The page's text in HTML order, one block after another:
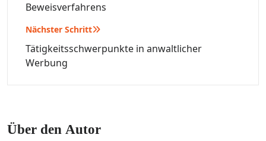
Beweisverfahrens
Nächster Schritt
Tätigkeitsschwerpunkte in anwaltlicher
Werbung
Über den Autor